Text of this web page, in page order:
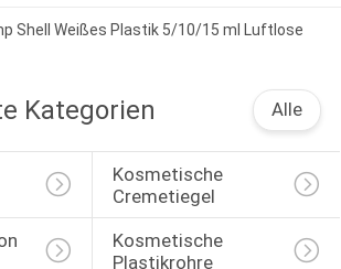
Shell Weißes Plastik 5/10/15 ml Luftlose
Kategorien Alle
Kosmetische
Cremetiegel
Kosmetische
Plastikrohre